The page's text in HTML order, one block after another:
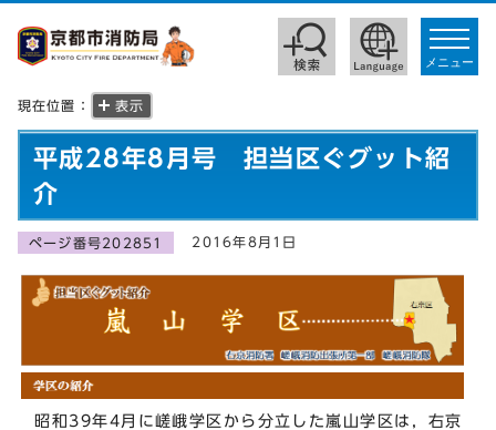
toggle
メニュー
現在位置： 表示
平成28年8月号 担当区ぐグット紹
介
ページ番号202851 2016年8月1日
昭和39年4月に嵯峨学区から分立した嵐山学区は，右京